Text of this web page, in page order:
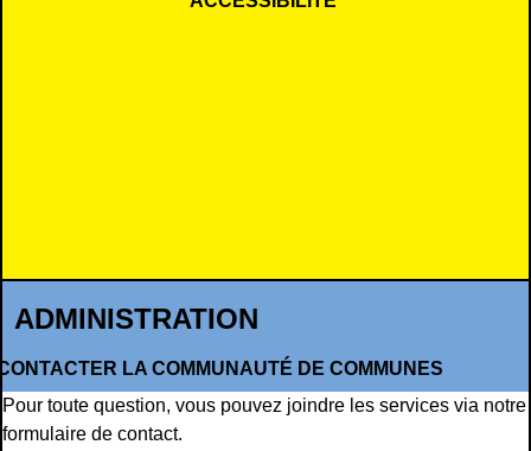
ADMINISTRATION
LA COMMUNAUTÉ DE COMMUNES
Pour toute question, vous pouvez joindre les services via notre
formulaire de contact.